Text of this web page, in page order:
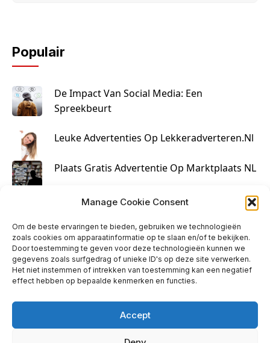
Manage Cookie Consent
Om de beste ervaringen te bieden, gebruiken we technologieën
zoals cookies om apparaatinformatie op te slaan en/of te bekijken.
Door toestemming te geven voor deze technologieën kunnen we
gegevens zoals surfgedrag of unieke ID's op deze site verwerken.
Het niet instemmen of intrekken van toestemming kan een negatief
effect hebben op bepaalde kenmerken en functies.
Accept
Populair
De Impact Van Social Media: Een
Spreekbeurt
Leuke Advertenties Op Lekkeradverteren.nl
Plaats Gratis Advertentie Op Marktplaats NL
Kruisbestuiving Voor Succesvolle Marketing